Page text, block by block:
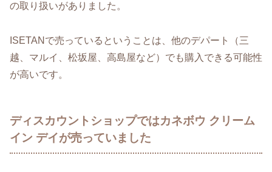
の取り扱いがありました。
ISETANで売っているということは、他のデパート（三
越、マルイ、松坂屋、高島屋など）でも購入できる可能性
が高いです。
ディスカウントショップではカネボウ クリーム
イン デイが売っていました